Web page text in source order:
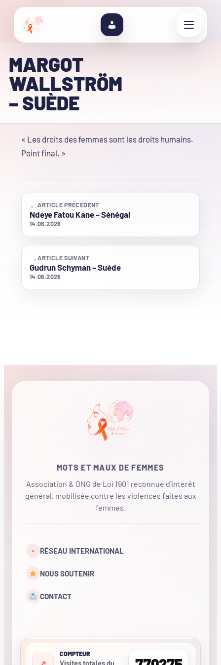
MARGOT
WALLSTRÖM
– SUÈDE
« Les droits des femmes sont les droits humains.
Point final. »
←ARTICLE PRÉCÉDENT
Ndeye Fatou Kane – Sénégal
14.06.2026
→ARTICLE SUIVANT
Gudrun Schyman – Suède
14.06.2026
MOTS ET MAUX DE FEMMES
Association & ONG de Loi 1901 reconnue d'intérêt
général, mobilisée contre les violences faites aux
femmes.
• RÉSEAU INTERNATIONAL
NOUS SOUTENIR
CONTACT
COMPTEUR
Visites totales du